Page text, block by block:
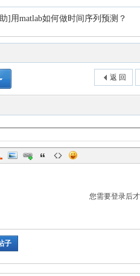
]用matlab如何做时间序列预测？
返 回
您需要登录后
子